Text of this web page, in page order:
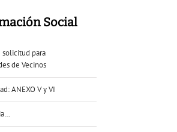
Social
para
de Vecinos
ANEXO V y VI